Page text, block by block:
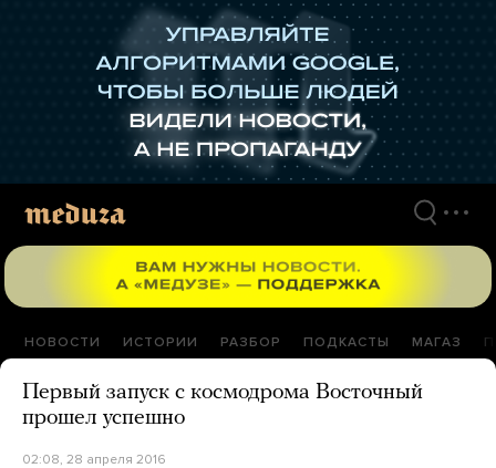
НОВОСТИ ИСТОРИИ РАЗБОР ПОДКАСТЫ МАГАЗ
Первый запуск с космодрома Восточный
прошел успешно
02:08, 28 апреля 2016